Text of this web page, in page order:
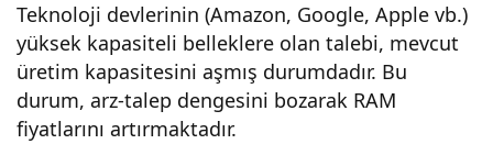
Teknoloji devlerinin (Amazon, Google, Apple vb.)
yüksek kapasiteli belleklere olan talebi, mevcut
üretim kapasitesini aşmış durumdadır. Bu
durum, arz-talep dengesini bozarak RAM
fiyatlarını artırmaktadır.
başl
ığı